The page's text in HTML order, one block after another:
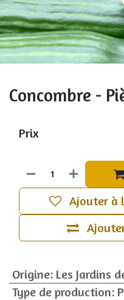
Concombre -
Ajouter à
Prix
Origine: Les Jardins
Type de production: